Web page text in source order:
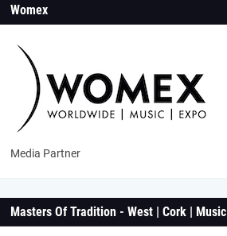
Womex
Media Partner
Masters Of Tradition - West | Cork | Music